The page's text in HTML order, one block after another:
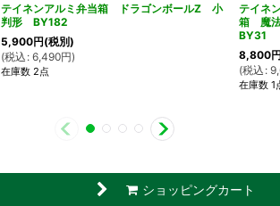
テイネンアルミ弁当箱 ドラゴンボールZ 小
判形 BY182
5,900円(税別)
(税込 : 6,490円)
在庫数 2点
テイネ
箱 魔
BY31
8,800円
(税込 :
在庫数 1
ショッピングカート